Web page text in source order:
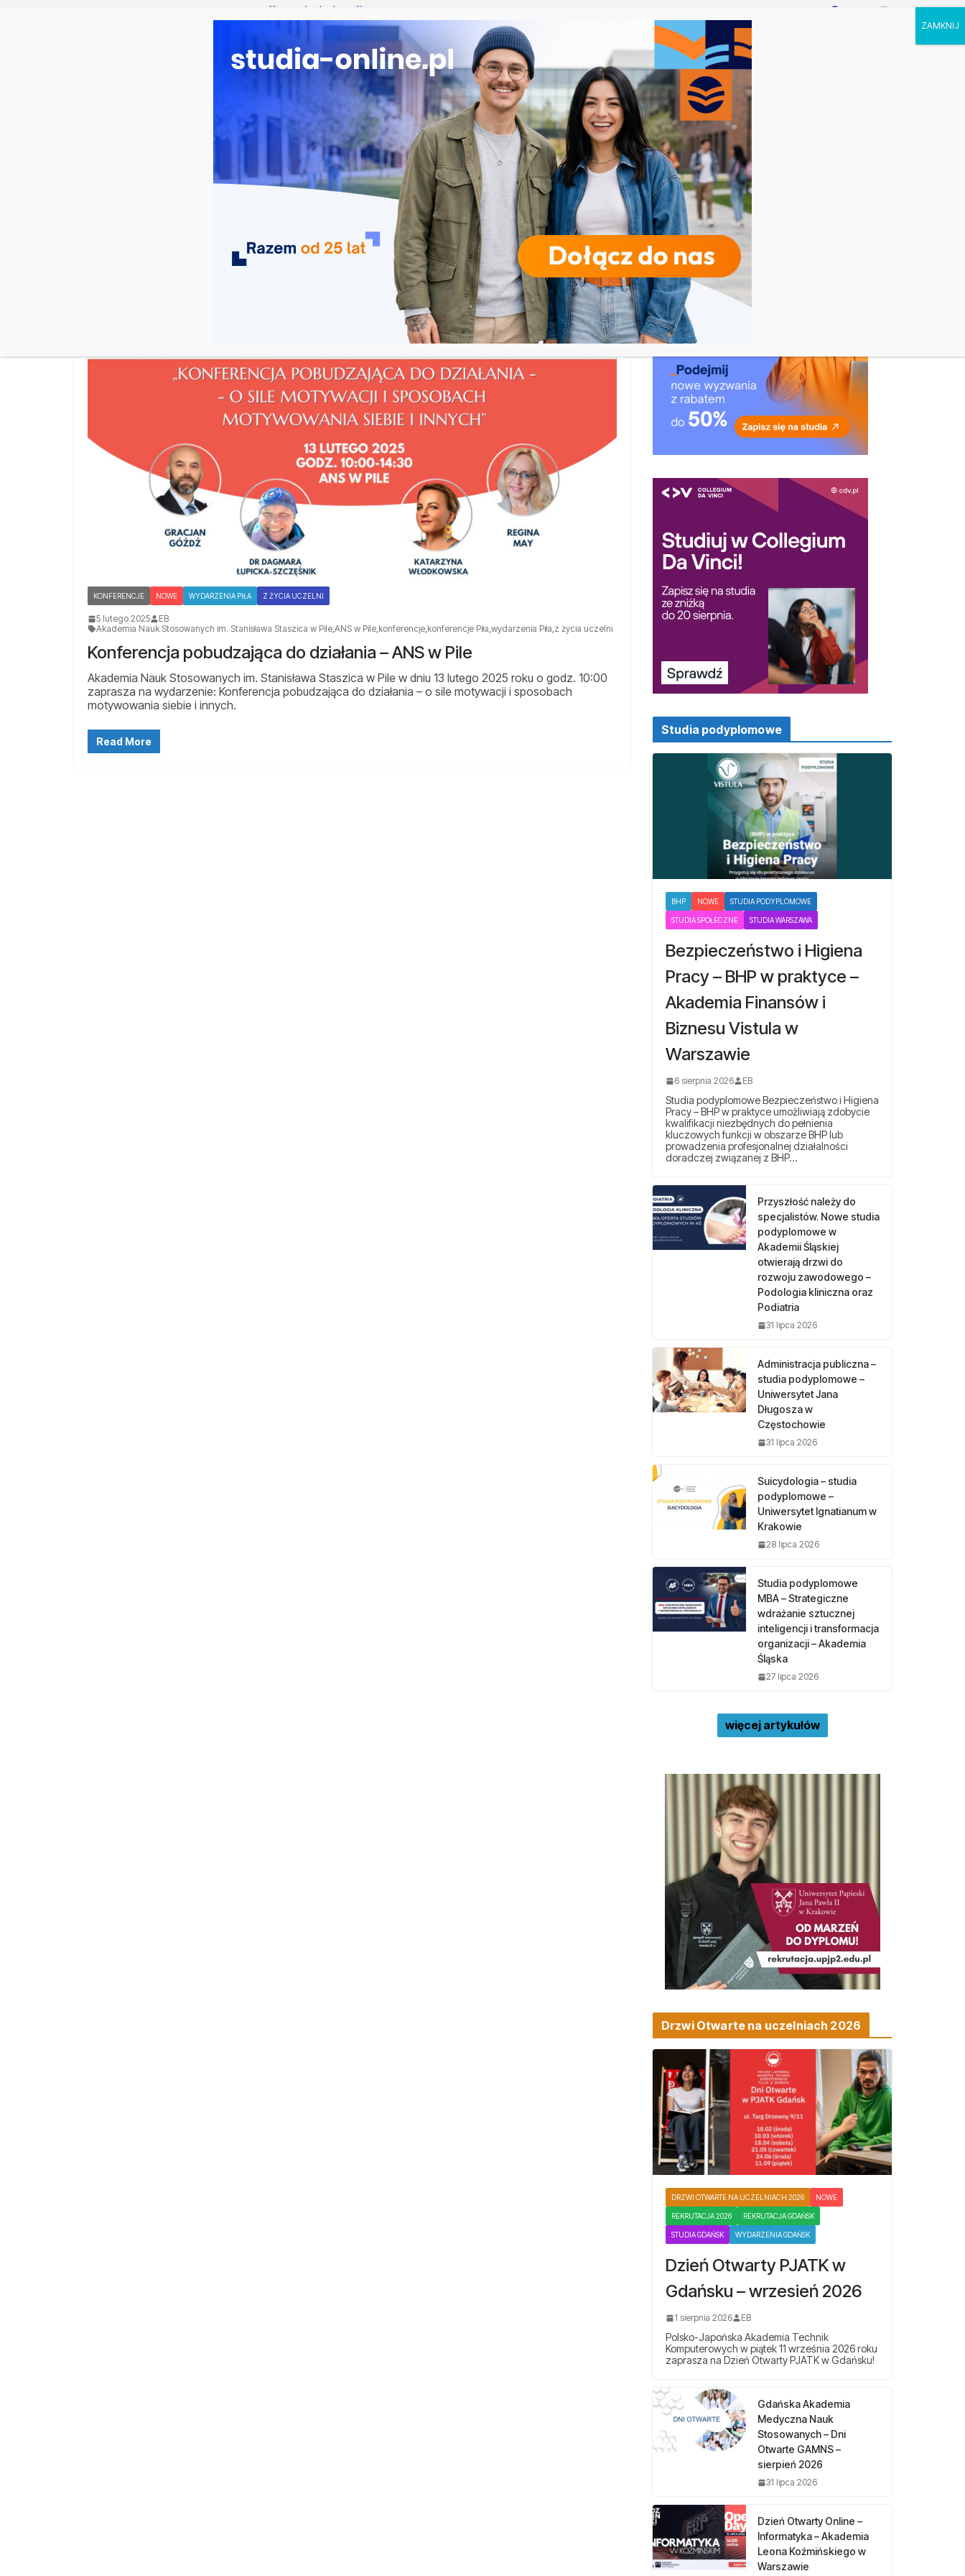
Dodatkowa rekrutacja na studia na UJD – Uniwersytet Jana
Długosza w Częstochowie
Biotechnologia – Uniwersytet Przyrodniczy w Poznaniu
Zarządzanie w turystyce w Katowicach
Turystyka – Uniwersytet Wrocławski
UCZELNIE KIERUNKI RODZAJE STUDIÓW REKRUTACJA DRZWI OTWARTE TOP STUDIA KALENDARZ
KONFERENCJE NOWE WYDARZENIA PIŁA Z ŻYCIA UCZELNI
5 lutego 2025
EB
Akademia Nauk Stosowanych im. Stanisława Staszica w Pile ANS w Pile konferencje konferencje Piła wydarzenia Piła z życia uczelni
Konferencja pobudzająca do działania – ANS w Pile
Akademia Nauk Stosowanych im. Stanisława Staszica w Pile w dniu 13 lutego 2025 roku o godz. 10:00
zaprasza na wydarzenie: Konferencja pobudzająca do działania – o sile motywacji i sposobach
motywowania siebie i innych.
Read More
Studia podyplomowe
BHP NOWE STUDIA PODYPLOMOWE
STUDIA SPOŁECZNE STUDIA WARSZAWA
Bezpieczeństwo i Higiena
Pracy – BHP w praktyce –
Akademia Finansów i
Biznesu Vistula w
Warszawie
6 sierpnia 2026 EB
Studia podyplomowe Bezpieczeństwo i Higiena
Pracy – BHP w praktyce umożliwiają zdobycie
kwalifikacji niezbędnych do pełnienia
kluczowych funkcji w obszarze BHP lub
prowadzenia profesjonalnej działalności
doradczej związanej z BHP…
Przyszłość należy do
specjalistów. Nowe studia
podyplomowe w
Akademii Śląskiej
otwierają drzwi do
rozwoju zawodowego –
Podologia kliniczna oraz
Podiatria
31 lipca 2026
Administracja publiczna –
studia podyplomowe –
Uniwersytet Jana
Długosza w
Częstochowie
31 lipca 2026
Suicydologia – studia
podyplomowe –
Uniwersytet Ignatianum w
Krakowie
28 lipca 2026
Studia podyplomowe
MBA – Strategiczne
wdrażanie sztucznej
inteligencji i transformacja
organizacji – Akademia
Śląska
27 lipca 2026
więcej artykułów
Drzwi Otwarte na uczelniach 2026
DRZWI OTWARTE NA UCZELNIACH 2026 NOWE
REKRUTACJA 2026 REKRUTACJA GDAŃSK
STUDIA GDAŃSK WYDARZENIA GDAŃSK
Dzień Otwarty PJATK w
Gdańsku – wrzesień 2026
1 sierpnia 2026 EB
Polsko-Japońska Akademia Technik
Komputerowych w piątek 11 września 2026 roku
zaprasza na Dzień Otwarty PJATK w Gdańsku!
Gdańska Akademia
Medyczna Nauk
Stosowanych – Dni
Otwarte GAMNS –
sierpień 2026
31 lipca 2026
Dzień Otwarty Online –
Informatyka – Akademia
Leona Koźmińskiego w
Warszawie